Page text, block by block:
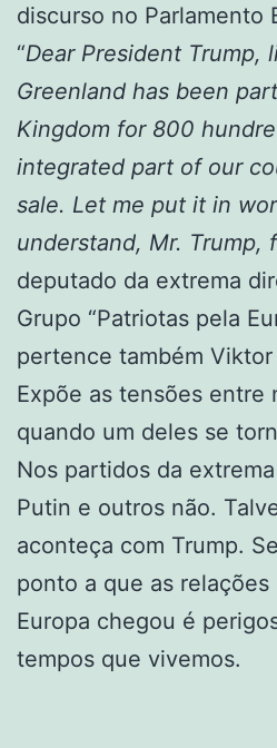
discurso no Parlamento
“Dear President Trump,
Greenland has been
Kingdom for 800
integrated part of our
sale. Let me put it in
understand, Mr. Trump,
deputado da extrema
Grupo “Patriotas pela
pertence também
Expõe as tensões entre
quando um deles se
Nos partidos da
Putin e outros não.
aconteça com Trump.
ponto a que as relações
Europa chegou é
tempos que vivemos.